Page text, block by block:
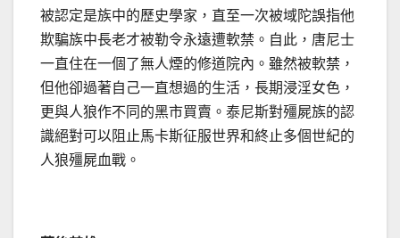
被認定是族中的歷史學家，直至一次被域陀誤指他
欺騙族中長老才被勒令永遠遭軟禁。自此，唐尼士
一直住在一個了無人煙的修道院內。雖然被軟禁，
但他卻過著自己一直想過的生活，長期浸淫女色，
更與人狼作不同的黑市買賣。泰尼斯對殭屍族的認
識絕對可以阻止馬卡斯征服世界和終止多個世紀的
人狼殭屍血戰。